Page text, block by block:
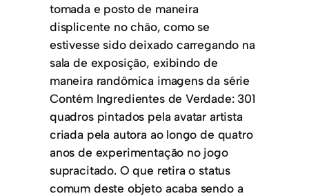
tomada e posto de maneira
displicente no chão, como se
estivesse sido deixado carregando na
sala de exposição, exibindo de
maneira randômica imagens da série
Contém Ingredientes de Verdade: 301
quadros pintados pela avatar artista
criada pela autora ao longo de quatro
anos de experimentação no jogo
supracitado. O que retira o status
comum deste objeto acaba sendo a